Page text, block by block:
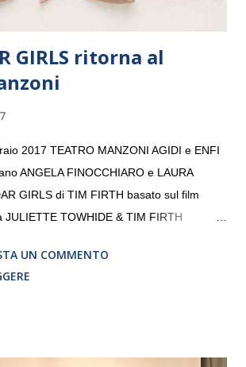
GIRLS ritorna al
2017 TEATRO MANZONI AGIDI e ENFI
ANGELA FINOCCHIARO e LAURA
GIRLS di TIM FIRTH basato sul film
JULIETTE TOWHIDE & TIM FIRTH
UN COMMENTO